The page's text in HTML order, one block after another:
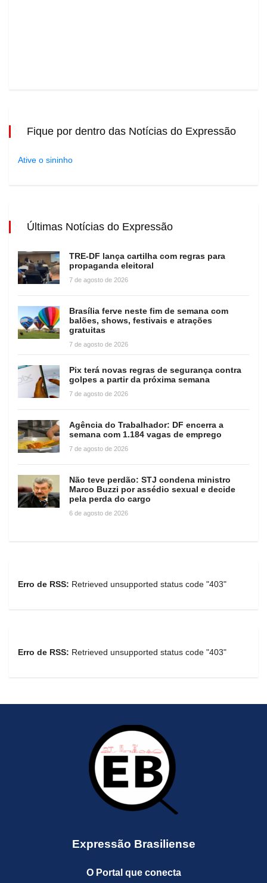
Fique por dentro das Notícias do Expressão
Ative o sininho
Últimas Notícias do Expressão
TRE-DF lança cartilha com regras para
propaganda eleitoral
7 de agosto de 2026
Brasília ferve neste fim de semana com
balões, shows, festivais e atrações
gratuitas
7 de agosto de 2026
Pix terá novas regras de segurança contra
golpes a partir da próxima semana
7 de agosto de 2026
Agência do Trabalhador: DF encerra a
semana com 1.184 vagas de emprego
7 de agosto de 2026
Não teve perdão: STJ condena ministro
Marco Buzzi por assédio sexual e decide
pela perda do cargo
6 de agosto de 2026
Erro de RSS: Retrieved unsupported status code "403"
Erro de RSS: Retrieved unsupported status code "403"
Expressão Brasiliense
O Portal que conecta